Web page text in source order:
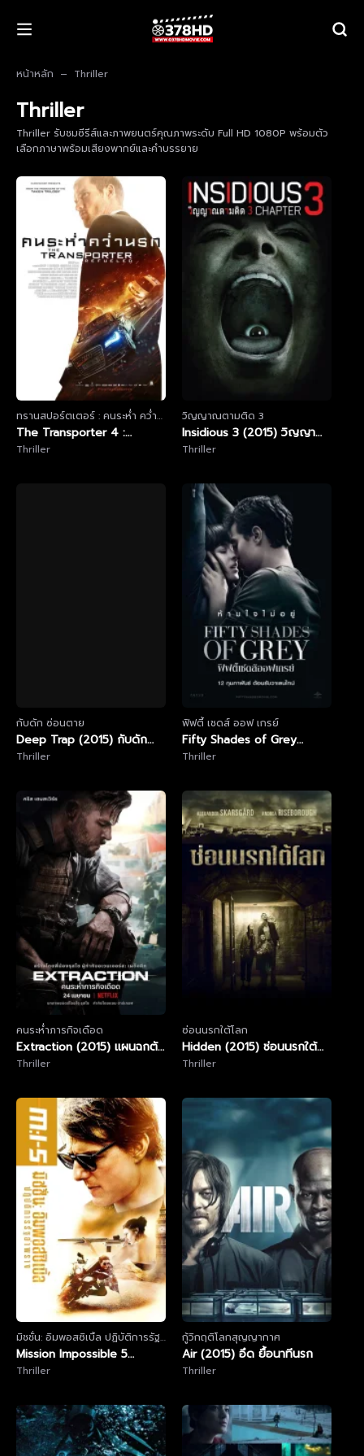
หน้าหลัก Thriller
Thriller
Thriller รับชมซีรีส์และภาพยนตร์คุณภาพระดับ Full HD 1080P พร้อมตัว
เลือกภาษาพร้อมเสียงพากย์และคำบรรยาย
ทรานสปอร์ตเตอร์ : คนระห่ำ คว่ำ
นรก
The Transporter 4 :
Refueled (2015) เพชฌฆาต
Thriller
วิญญาณตามติด 3
Insidious 3 (2015) วิญญาณ
ตามติด ภาค 3
Thriller
กับดัก ซ่อนตาย
Deep Trap (2015) กับดัก
ซ่อนตาย
Thriller
ฟิฟตี้ เชดส์ ออฟ เกรย์
Fifty Shades of Grey
(2015) ฟิฟตี้ เชดส์ ออฟ เกรย์
Thriller
คนระห่ำภารกิจเดือด
Extraction (2015) แผนฉกตัว
ประกันสะท้านโลก
Thriller
ซ่อนนรกใต้โลก
Hidden (2015) ซ่อนนรกใต้
โลก
Thriller
มิชชั่น: อิมพอสซิเบิ้ล ปฏิบัติการรัฐ
อำพราง
Mission Impossible 5
Rogue Nation ปฏิบัติการรัฐ
Thriller
กู้วิกฤติโลกสุญญากาศ
Air (2015) อึด ยื้อนาทีนรก
Thriller